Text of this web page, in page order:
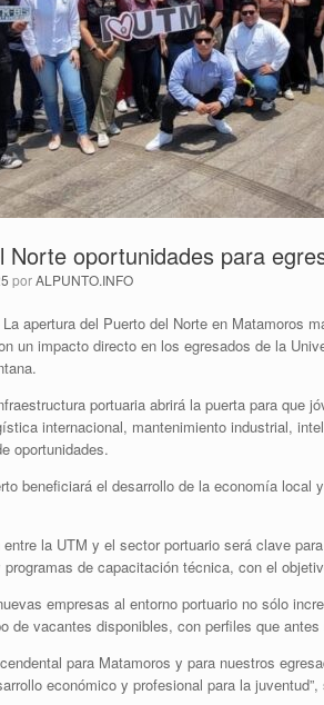
Norte oportunidades para
porALPUNTO.INFO
apertura del Puerto del Norte en Matamoros
un impacto directo en los egresados de la
portuaria abrirá la puerta para que
internacional, mantenimiento industrial,
oportunidades.
beneficiará el desarrollo de la economía local
la UTM y el sector portuario será clave
de capacitación técnica, con el
empresas al entorno portuario no sólo
de vacantes disponibles, con perfiles que
para Matamoros y para nuestros
económico y profesional para la juventud”,